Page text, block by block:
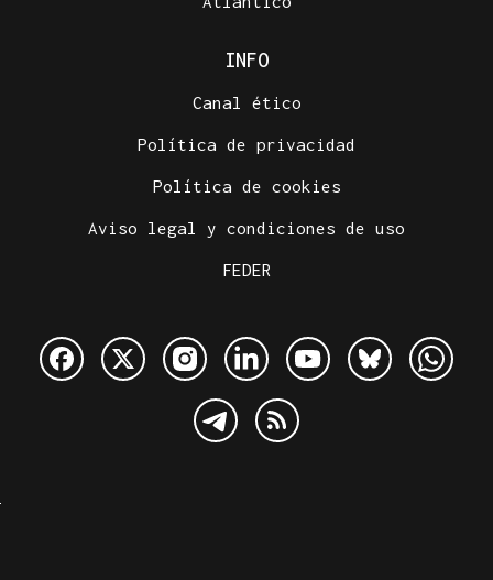
INFO
Canal ético
Política de privacidad
Política de cookies
Aviso legal y condiciones de uso
FEDER